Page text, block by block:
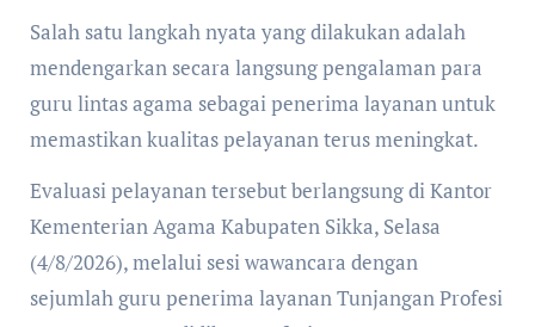
Salah satu langkah nyata yang dilakukan adalah
mendengarkan secara langsung pengalaman para
guru lintas agama sebagai penerima layanan untuk
memastikan kualitas pelayanan terus meningkat.
Evaluasi pelayanan tersebut berlangsung di Kantor
Kementerian Agama Kabupaten Sikka, Selasa
(4/8/2026), melalui sesi wawancara dengan
sejumlah guru penerima layanan Tunjangan Profesi